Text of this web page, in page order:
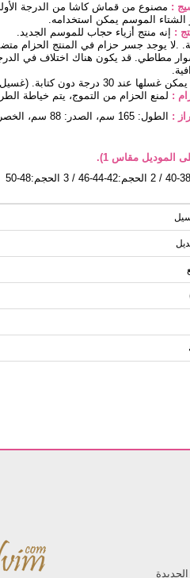
: مصنوع من قماش كاشا من الدرجة
الشتاء الموسم يمكن استخدامه.
: إنه منتج أزياء حجاب للموسم الجديد.
.لا يوجد جسر حزام في المنتج الحزام
مطاطي. قد يكون هناك اختلاف في
يمكن غسلها عند 30 درجة دون كتابة. (غسيل دقيق)
: لمنع الحزام من التموج، يتم خياطة
: الطول: 165 سم، الصدر: 88 سم، الخصر68، الوركين: 99 سم، الوزن: 56 كغ
الموديل مقاس 1).
1
108
2
116